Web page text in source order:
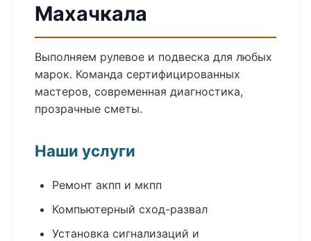
Махачкала
Выполняем рулевое и подвеска для любых
марок. Команда сертифицированных
мастеров, современная диагностика,
прозрачные сметы.
Наши услуги
Ремонт акпп и мкпп
Компьютерный сход-развал
Установка сигнализаций и